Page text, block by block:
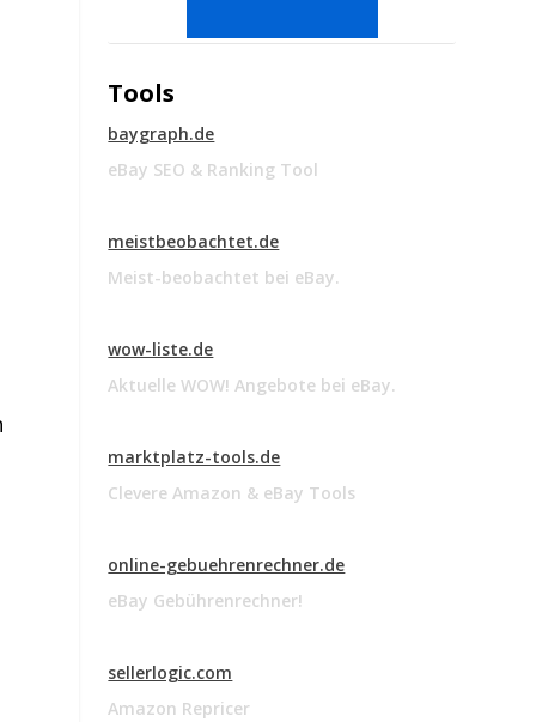
Tools
baygraph.de
eBay SEO & Ranking Tool
meistbeobachtet.de
Meist-beobachtet bei eBay.
wow-liste.de
Aktuelle WOW! Angebote bei eBay.
marktplatz-tools.de
Clevere Amazon & eBay Tools
online-gebuehrenrechner.de
eBay Gebührenrechner!
sellerlogic.com
Amazon Repricer